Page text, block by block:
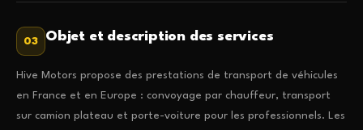
03 Objet et description des services
Hive Motors propose des prestations de transport de véhicules
en France et en Europe : convoyage par chauffeur, transport
sur camion plateau et porte-voiture pour les professionnels. Les